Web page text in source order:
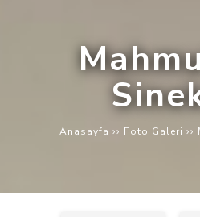
Anasayfa ›› Foto Galeri ››